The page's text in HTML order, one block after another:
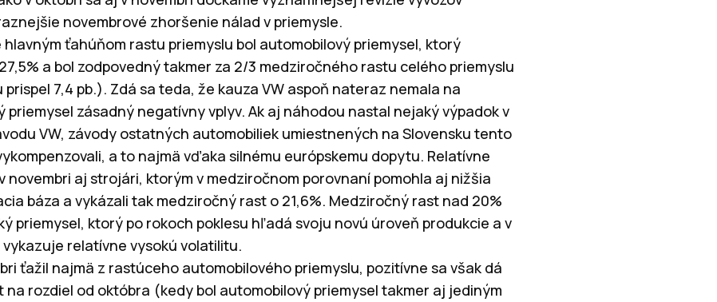
novembrové zhoršenie nálad v priemysle.
hlavným ťahúňom rastu priemyslu bol automobilový priemysel, ktorý
a bol zodpovedný takmer za 2/3 medziročného rastu celého priemyslu
7,4 pb.). Zdá sa teda, že kauza VW aspoň nateraz nemala na
priemysel zásadný negatívny vplyv. Ak aj náhodou nastal nejaký výpadok v
VW, závody ostatných automobiliek umiestnených na Slovensku tento
a to najmä vďaka silnému európskemu dopytu. Relatívne
novembri aj strojári, ktorým v medziročnom porovnaní pomohla aj nižšia
báza a vykázali tak medziročný rast o 21,6%. Medziročný rast nad 20%
priemysel, ktorý po rokoch poklesu hľadá svoju novú úroveň produkcie a v
relatívne vysokú volatilitu.
ťažil najmä z rastúceho automobilového priemyslu, pozitívne sa však dá
rozdiel od októbra (kedy bol automobilový priemysel takmer aj jediným